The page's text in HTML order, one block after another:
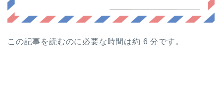
この記事を読むのに必要な時間は約 6 分です。